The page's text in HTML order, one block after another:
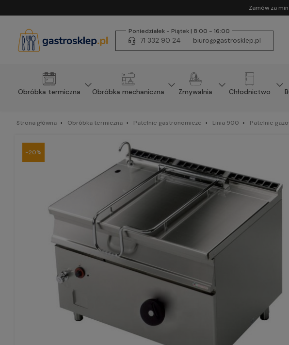
Zamów za
Poniedziałek - Piątek | 8:00 - 16:00
71 332 90 24 biuro@gastrosklep.pl
Obróbka termiczna Obróbka mechaniczna Zmywalnia Chłodnictwo
Strona główna Obróbka termiczna Patelnie gastronomicze Linia 900 Patelnie
-20%